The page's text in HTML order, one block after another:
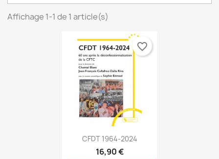
Affichage 1-1 de 1 article(s)
Aperçu rapide
CFDT 1964-2024
16,90 €
favorite_border